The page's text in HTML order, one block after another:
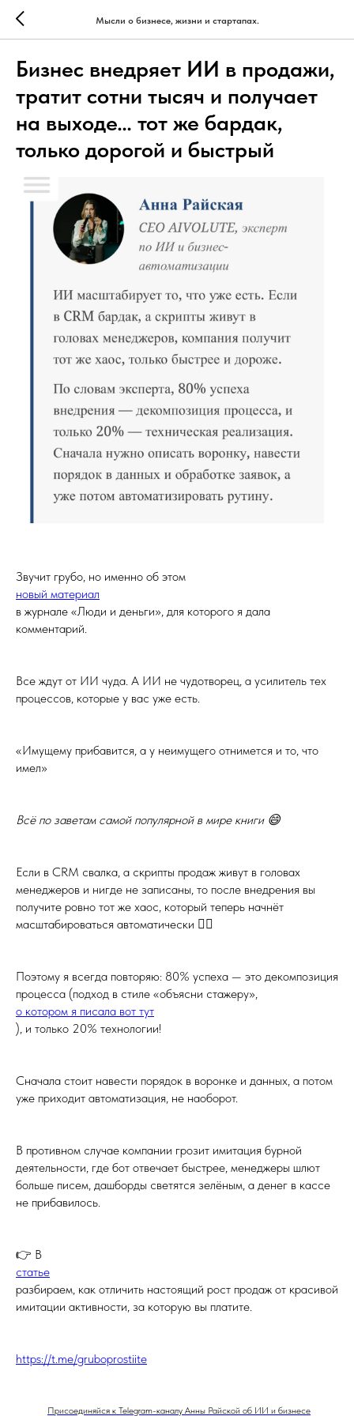
Мысли о бизнесе, жизни и стартапах.
Бизнес внедряет ИИ в продажи,
тратит сотни тысяч и получает
на выходе… тот же бардак,
только дорогой и быстрый
Звучит грубо, но именно об этом
новый материал
в журнале «Люди и деньги», для которого я дала
комментарий.
Все ждут от ИИ чуда. А ИИ не чудотворец, а усилитель тех
процессов, которые у вас уже есть.
«Имущему прибавится, а у неимущего отнимется и то, что
имел»
Всё по заветам самой популярной в мире книги 😄
Если в CRM свалка, а скрипты продаж живут в головах
менеджеров и нигде не записаны, то после внедрения вы
получите ровно тот же хаос, который теперь начнёт
масштабироваться автоматически 🤷‍♀️
Поэтому я всегда повторяю: 80% успеха — это декомпозиция
процесса (подход в стиле «объясни стажеру»,
о котором я писала вот тут
), и только 20% технологии!
Сначала стоит навести порядок в воронке и данных, а потом
уже приходит автоматизация, не наоборот.
В противном случае компании грозит имитация бурной
деятельности, где бот отвечает быстрее, менеджеры шлют
больше писем, дашборды светятся зелёным, а денег в кассе
не прибавилось.
👉 В
статье
разбираем, как отличить настоящий рост продаж от красивой
имитации активности, за которую вы платите.
https://t.me/gruboprostiite
Присоединяйся к Telegram-каналу Анны Райской об ИИ и бизнесе